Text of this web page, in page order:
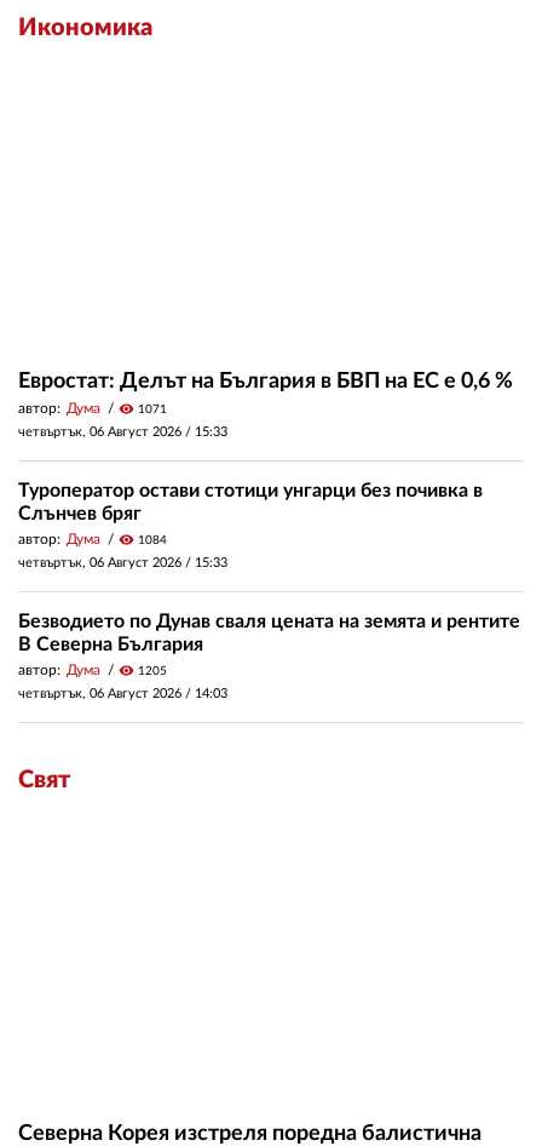
Икономика
Евростат: Делът на България в БВП на ЕС е 0,6 %
автор: Дума visibility 1071
четвъртък, 06 Август 2026 / 15:33
Туроператор остави стотици унгарци без почивка в
Слънчев бряг
автор: Дума visibility 1084
четвъртък, 06 Август 2026 / 15:33
Безводието по Дунав сваля цената на земята и рентите
В Северна България
автор: Дума visibility 1205
четвъртък, 06 Август 2026 / 14:03
Свят
Северна Корея изстреля поредна балистична